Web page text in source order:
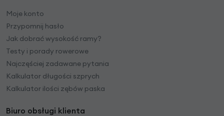
Moje konto
Przypomnij hasło
Jak dobrać wysokość ramy?
Testy i porady rowerowe
Najczęściej zadawane pytania
Kalkulator długości szprych
Kalkulator ilości zębów paska
Biuro obsługi klienta